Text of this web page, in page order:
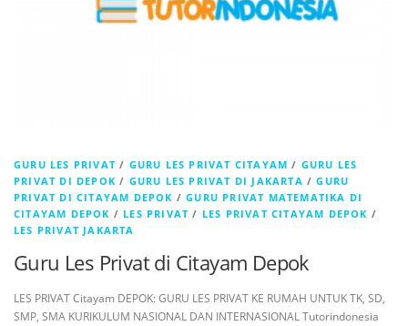
GURU LES PRIVAT / GURU LES PRIVAT CITAYAM / GURU LES
PRIVAT DI DEPOK / GURU LES PRIVAT DI JAKARTA /GURU
PRIVAT DI CITAYAM DEPOK /GURU PRIVAT MATEMATIKA DI
CITAYAM DEPOK / LES PRIVAT / LES PRIVAT CITAYAM DEPOK /
LES PRIVAT JAKARTA
Guru Les Privat di Citayam Depok
LES PRIVAT Citayam DEPOK: GURU LES PRIVAT KE RUMAH UNTUK TK, SD,
SMP, SMA KURIKULUM NASIONAL DAN INTERNASIONAL Tutorindonesia